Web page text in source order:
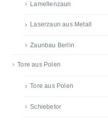
Lamellenzaun
Laserzaun aus Metall
Zaunbau Berlin
Tore aus Polen
Tore aus Polen
Schiebetor